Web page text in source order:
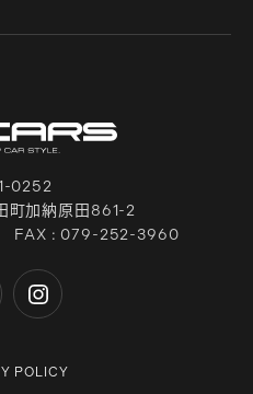
0252
町加納原田861-2
FAX : 079-252-3960
POLICY